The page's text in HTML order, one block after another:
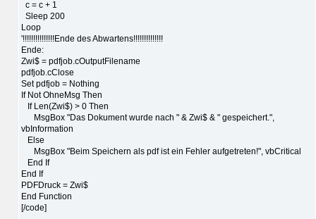
c = c + 1
Sleep 200
Loop
'!!!!!!!!!!!!!!!Ende des Abwartens!!!!!!!!!!!!!!
Ende:
Zwi$ = pdfjob.cOutputFilename
pdfjob.cClose
Set pdfjob = Nothing
If Not OhneMsg Then
If Len(Zwi$) > 0 Then
MsgBox "Das Dokument wurde nach " & Zwi$ & " gespeichert.",
vbInformation
Else
MsgBox "Beim Speichern als pdf ist ein Fehler aufgetreten!", vbCritical
End If
End If
PDFDruck = Zwi$
End Function
[/code]